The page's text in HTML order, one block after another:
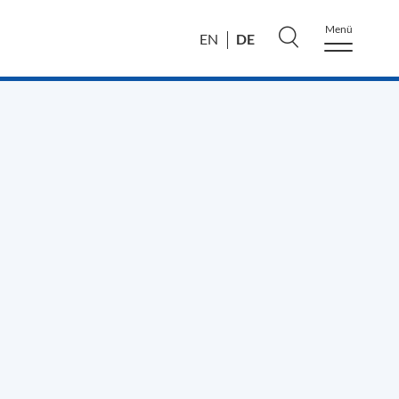
EN DE
Menü